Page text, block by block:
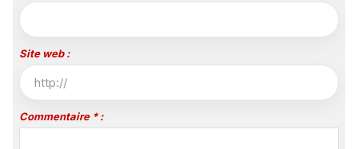
Site web :
Commentaire * :